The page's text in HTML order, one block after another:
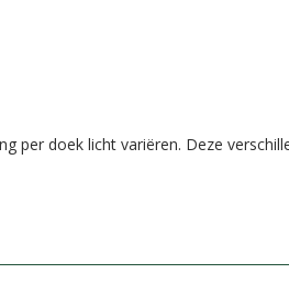
per doek licht variëren. Deze